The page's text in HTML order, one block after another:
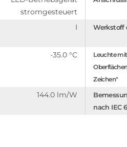
stromgesteuert
I Werkstoff
-35.0 °C
Leuchte
Zeichen"
144.0 lm/W
nach IEC